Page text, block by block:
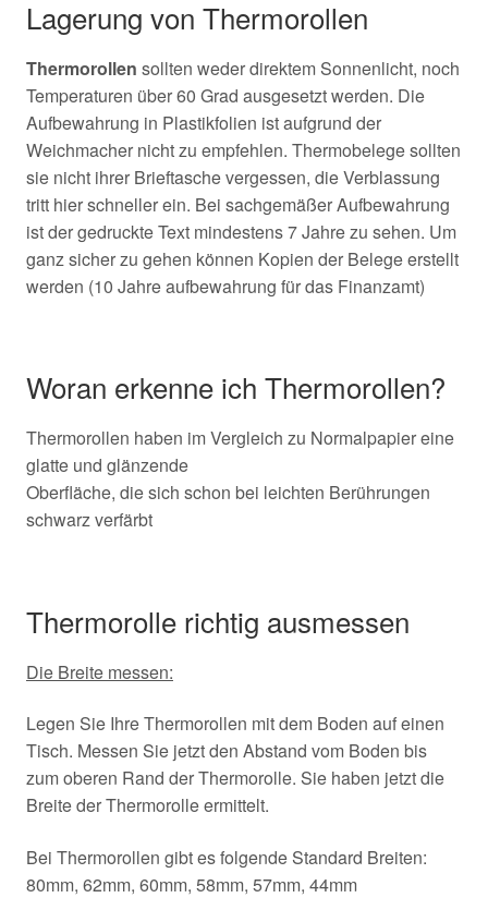
Lagerung von Thermorollen
Thermorollen sollten weder direktem Sonnenlicht, noch
Temperaturen über 60 Grad ausgesetzt werden. Die
Aufbewahrung in Plastikfolien ist aufgrund der
Weichmacher nicht zu empfehlen. Thermobelege sollten
sie nicht ihrer Brieftasche vergessen, die Verblassung
tritt hier schneller ein. Bei sachgemäßer Aufbewahrung
ist der gedruckte Text mindestens 7 Jahre zu sehen. Um
ganz sicher zu gehen können Kopien der Belege erstellt
werden (10 Jahre aufbewahrung für das Finanzamt)
Woran erkenne ich Thermorollen?
Thermorollen haben im Vergleich zu Normalpapier eine
glatte und glänzende
Oberfläche, die sich schon bei leichten Berührungen
schwarz verfärbt
Thermorolle richtig ausmessen
Die Breite messen:
Legen Sie Ihre Thermorollen mit dem Boden auf einen
Tisch. Messen Sie jetzt den Abstand vom Boden bis
zum oberen Rand der Thermorolle. Sie haben jetzt die
Breite der Thermorolle ermittelt.
Bei Thermorollen gibt es folgende Standard Breiten:
80mm, 62mm, 60mm, 58mm, 57mm, 44mm